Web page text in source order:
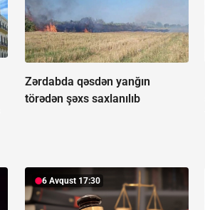
Zərdabda qəsdən yanğın
törədən şəxs saxlanılıb
6 Avqust 17:30